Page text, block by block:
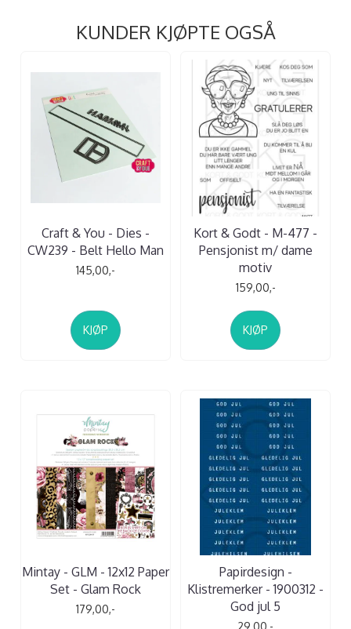
KUNDER KJØPTE OGSÅ
Craft & You - Dies -
CW239 - Belt Hello Man
145,00,-
KJØP
Kort & Godt - M-477 -
Pensjonist m/ dame
motiv
159,00,-
KJØP
Mintay - GLM - 12x12 Paper
Set - Glam Rock
179,00,-
Papirdesign -
Klistremerker - 1900312 -
God jul 5
29,00,-